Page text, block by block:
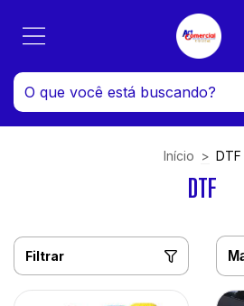
Início > DTF
DTF
Filtrar